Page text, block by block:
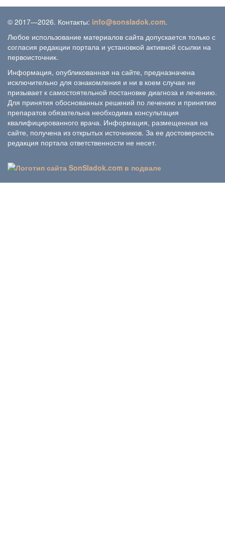
© 2017—2026. Контакты: info@sonsladok.com.
Любое использование материалов сайта допускается только с
согласия редакции портала и установкой активной ссылки на
первоисточник.
Информация, опубликованная на сайте, предназначена
исключительно для ознакомления и ни в коем случае не
призывает к самостоятельной постановке диагноза и лечению.
Для принятия обоснованных решений по лечению и принятию
препаратов обязательна необходима консультация
квалифицированного врача. Информация, размещенная на
сайте, получена из открытых источников. За ее достоверность
редакция портала ответственности не несет.